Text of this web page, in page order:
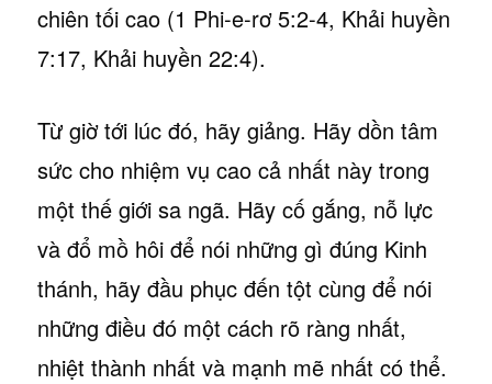
chiên tối cao (1 Phi-e-rơ 5:2-4, Khải huyền
7:17, Khải huyền 22:4).
Từ giờ tới lúc đó, hãy giảng. Hãy dồn tâm
sức cho nhiệm vụ cao cả nhất này trong
một thế giới sa ngã. Hãy cố gắng, nỗ lực
và đổ mồ hôi để nói những gì đúng Kinh
thánh, hãy đầu phục đến tột cùng để nói
những điều đó một cách rõ ràng nhất,
nhiệt thành nhất và mạnh mẽ nhất có thể.